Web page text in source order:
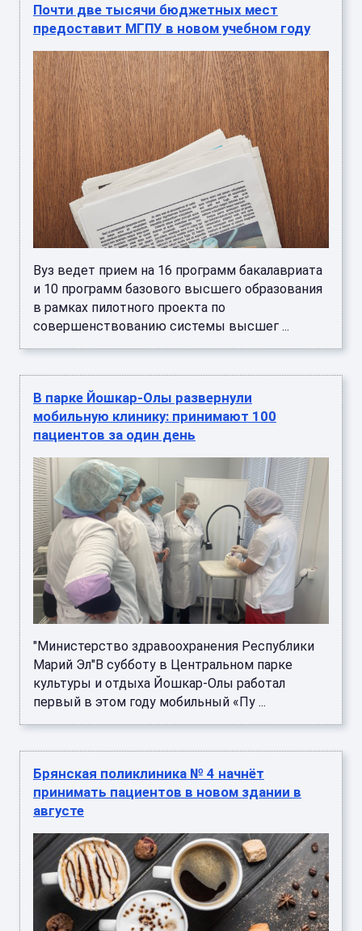
Почти две тысячи бюджетных мест
предоставит МГПУ в новом учебном году
Вуз ведет прием на 16 программ бакалавриата
и 10 программ базового высшего образования
в рамках пилотного проекта по
совершенствованию системы высшег ...
В парке Йошкар-Олы развернули
мобильную клинику: принимают 100
пациентов за один день
"Министерство здравоохранения Республики
Марий Эл"В субботу в Центральном парке
культуры и отдыха Йошкар-Олы работал
первый в этом году мобильный «Пу ...
Брянская поликлиника № 4 начнёт
принимать пациентов в новом здании в
августе